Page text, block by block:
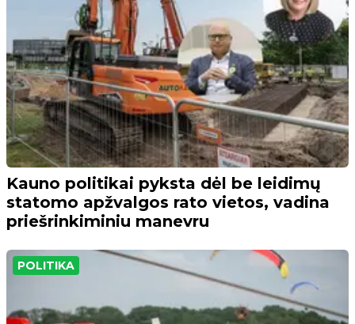
Kauno politikai pyksta dėl be leidimų
statomo apžvalgos rato vietos, vadina
priešrinkiminiu manevru
POLITIKA